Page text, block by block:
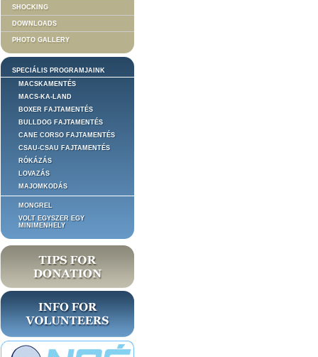
SHOCKING
DOWNLOADS
PHOTO GALLERY
SPECIÁLIS PROGRAMJAINK
MACSKAMENTÉS
MACS-KA-LAND
BOXER FAJTAMENTÉS
BULLDOG FAJTAMENTÉS
CANE CORSO FAJTAMENTÉS
CSAU-CSAU FAJTAMENTÉS
RÓKÁZÁS
LOVAZÁS
MAJOMKODÁS
MONGREL
VOLT EGYSZER EGY
MINIMENHELY